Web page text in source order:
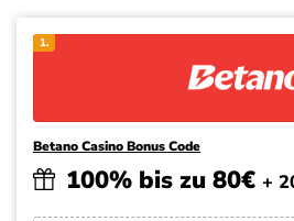
1.
Betano Casino Bonus Code
100% bis zu 80€ +